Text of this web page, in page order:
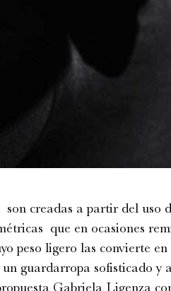
son creadas a partir del uso
que en ocasiones
peso ligero las convierte
guardarropa sofisticado y
Gabriela Ligenza